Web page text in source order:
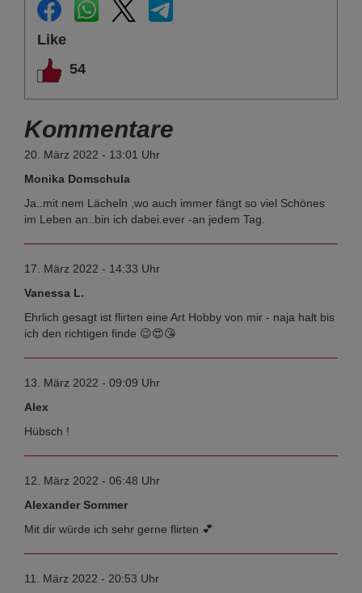
Like
54
Kommentare
20. März 2022 - 13:01 Uhr
Monika Domschula
Ja..mit nem Lächeln ,wo auch immer fängt so viel Schönes
im Leben an..bin ich dabei.ever -an jedem Tag.
17. März 2022 - 14:33 Uhr
Vanessa L.
Ehrlich gesagt ist flirten eine Art Hobby von mir - naja halt bis
ich den richtigen finde 😉😍😘
13. März 2022 - 09:09 Uhr
Alex
Hübsch !
12. März 2022 - 06:48 Uhr
Alexander Sommer
Mit dir würde ich sehr gerne flirten 💕
11. März 2022 - 20:53 Uhr